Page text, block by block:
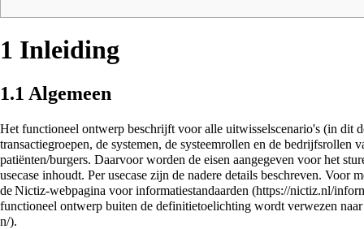
1 Inleiding
1.1 Algemeen
Het functioneel ontwerp beschrijft voor alle uitwisselscenario's (in dit
transactiegroepen, de systemen, de systeemrollen en de
patiënten/burgers. Daarvoor worden de eisen aangegeven voor het
usecase inhoudt. Per usecase zijn de nadere details beschreven.
deNictiz-webpagina voor informatiestandaarden
functioneel ontwerp buiten de definitietoelichting wordt verwezen
.